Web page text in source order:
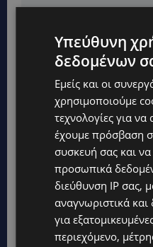
ΑΓΚΑΛΙΑ ΕΛΠΙΔΑΣ: «Οι
στήριξης των ατόμων
STORIES
ΟΡΦΕΑΣ ΣΟΛΩΜΟΥ: Ο
πρωταγωνιστεί στην
νερού – Απλά βήματα
(Βίντεο)
Υπεύθυνη
δεδομένων
Εμείς και οι
χρησιμοποιούμε
τεχνολογίες για
έχουμε πρόσβαση
συσκευή σας και
προσωπικά
διεύθυνση IP σας,
αναγνωριστικά
για
περιεχόμενο,